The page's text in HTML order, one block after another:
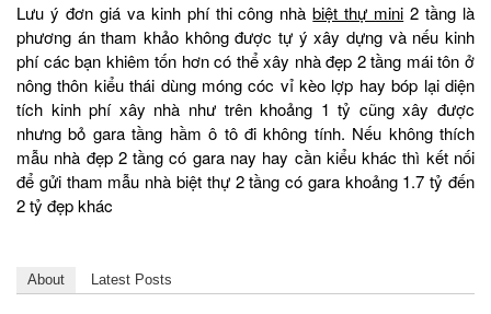
Lưu ý đơn giá va kinh phí thi công nhàbiệt thự mini 2 tầng là
phương án tham khảo không được tự ý xây dựng và nếu kinh
phí các bạn khiêm tốn hơn có thể xây nhà đẹp 2 tầng mái tôn ở
nông thôn kiểu thái dùng móng cóc vỉ kèo lợp hay bóp lại diện
tích kinh phí xây nhà như trên khoảng 1 tỷ cũng xây được
nhưng bỏ gara tầng hầm ô tô đi không tính. Nếu không thích
mẫu nhà đẹp 2 tầng có gara nay hay cần kiểu khác thì kết nối
để gửi tham mẫu nhà biệt thự 2 tầng có gara khoảng 1.7 tỷ đến
2 tỷ đẹp khác
About Latest Posts